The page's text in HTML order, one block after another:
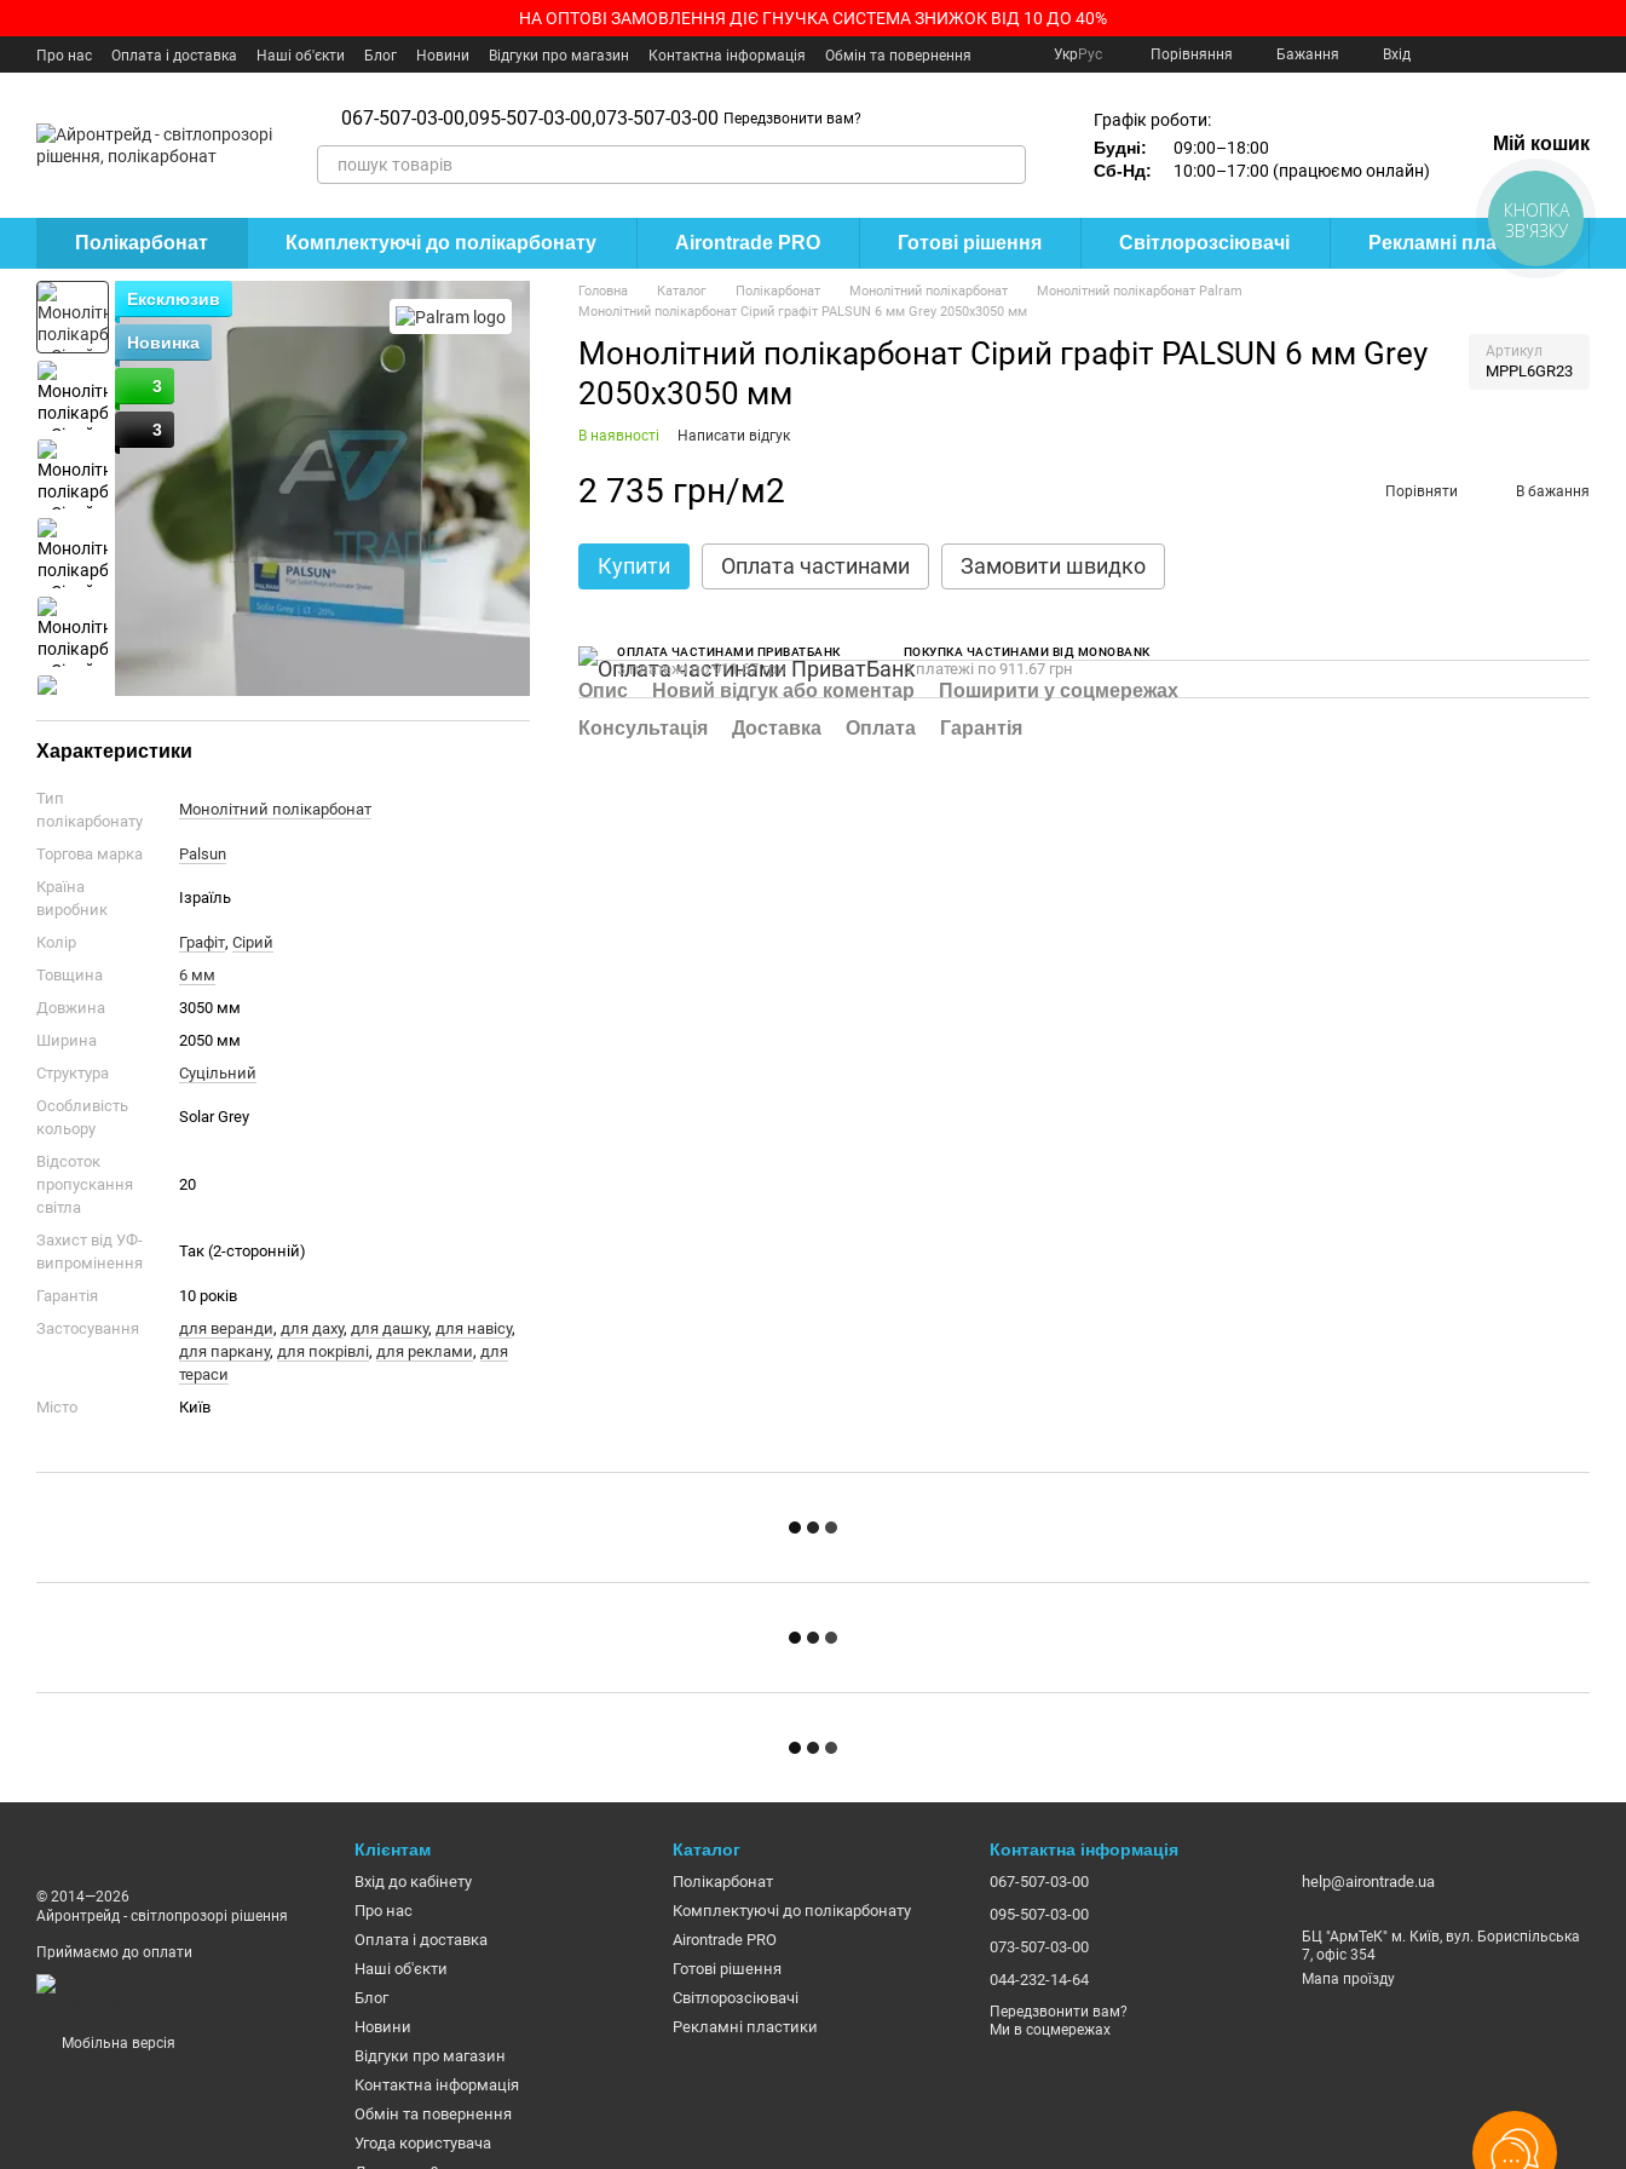
НА ОПТОВІ ЗАМОВЛЕННЯ ДІЄ ГНУЧКА СИСТЕМА ЗНИЖОК ВІД 10 ДО 40%
Про нас Оплата і доставка Наші об'єкти Блог Новини Відгуки про магазин Контактна інформація
Обмін та повернення
УкрРус Порівняння Бажання Вхід
067-507-03-00,095-507-03-00,073-507-03-00 Передзвонити вам?
Графік роботи:
Будні:
09:00–18:00
Сб-Нд:
10:00–17:00 (працюємо онлайн)
Мій кошик
Полікарбонат Комплектуючі до полікарбонату Airontrade PRO Готові рішення Світлорозсіювачі Рекламні пластики
Ексклюзив
Новинка
3
3
Характеристики
Тип
полікарбонату
Монолітний полікарбонат
Торгова марка
Palsun
Країна
виробник
Ізраїль
Колір Графіт, Сірий
Товщина
6 мм
Довжина
3050 мм
Ширина
2050 мм
Структура
Суцільний
Особливість
кольору
Solar Grey
Відсоток
пропускання
світла
20
Захист від УФ-
випромінення
Так (2-сторонній)
Гарантія
10 років
Застосування
для веранди, для даху, для дашку, для навісу,
для паркану, для покрівлі, для реклами, для
тераси
Місто
Київ
Головна Каталог Полікарбонат Монолітний полікарбонат
Монолітний полікарбонат Palram
Монолітний полікарбонат Сірий графіт PALSUN 6 мм Grey 2050x3050 мм
Монолітний полікарбонат Сірий графіт PALSUN 6 мм Grey
2050x3050 мм
Артикул
MPPL6GR23
В наявності Написати відгук
2 735 грн/м2 Порівняти В бажання
Купити Оплата частинами Замовити швидко
ОПЛАТА ЧАСТИНАМИ ПРИВАТБАНК
3 платежі по 911.67 грн
ПОКУПКА ЧАСТИНАМИ ВІД MONOBANK
3 платежі по 911.67 грн
Опис Новий відгук або коментар
Поширити у соцмережах
Консультація
Доставка Оплата Гарантія
© 2014—2026
Айронтрейд - світлопрозорі рішення
Приймаємо до оплати
Мобільна версія
Клієнтам
Вхід до кабінету
Про нас
Оплата і доставка
Наші об'єкти
Блог
Новини
Відгуки про магазин
Контактна інформація
Обмін та повернення
Угода користувача
Каталог
Полікарбонат
Комплектуючі до полікарбонату
Airontrade PRO
Готові рішення
Світлорозсіювачі
Рекламні пластики
Контактна інформація
067-507-03-00
095-507-03-00
073-507-03-00
044-232-14-64
Передзвонити вам?
help@airontrade.ua
БЦ "АрмТеК" м. Київ, вул. Бориспільська
7, офіс 354
Мапа проїзду
Ми в соцмережах
КНОПКА
ЗВ'ЯЗКУ